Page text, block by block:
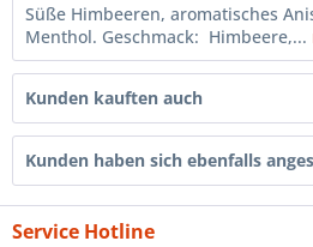
Süße Himbeeren, aromatisches
Menthol. Geschmack: Himbeere,...
Kunden kauften auch
Kunden haben sich ebenfalls
Service Hotline